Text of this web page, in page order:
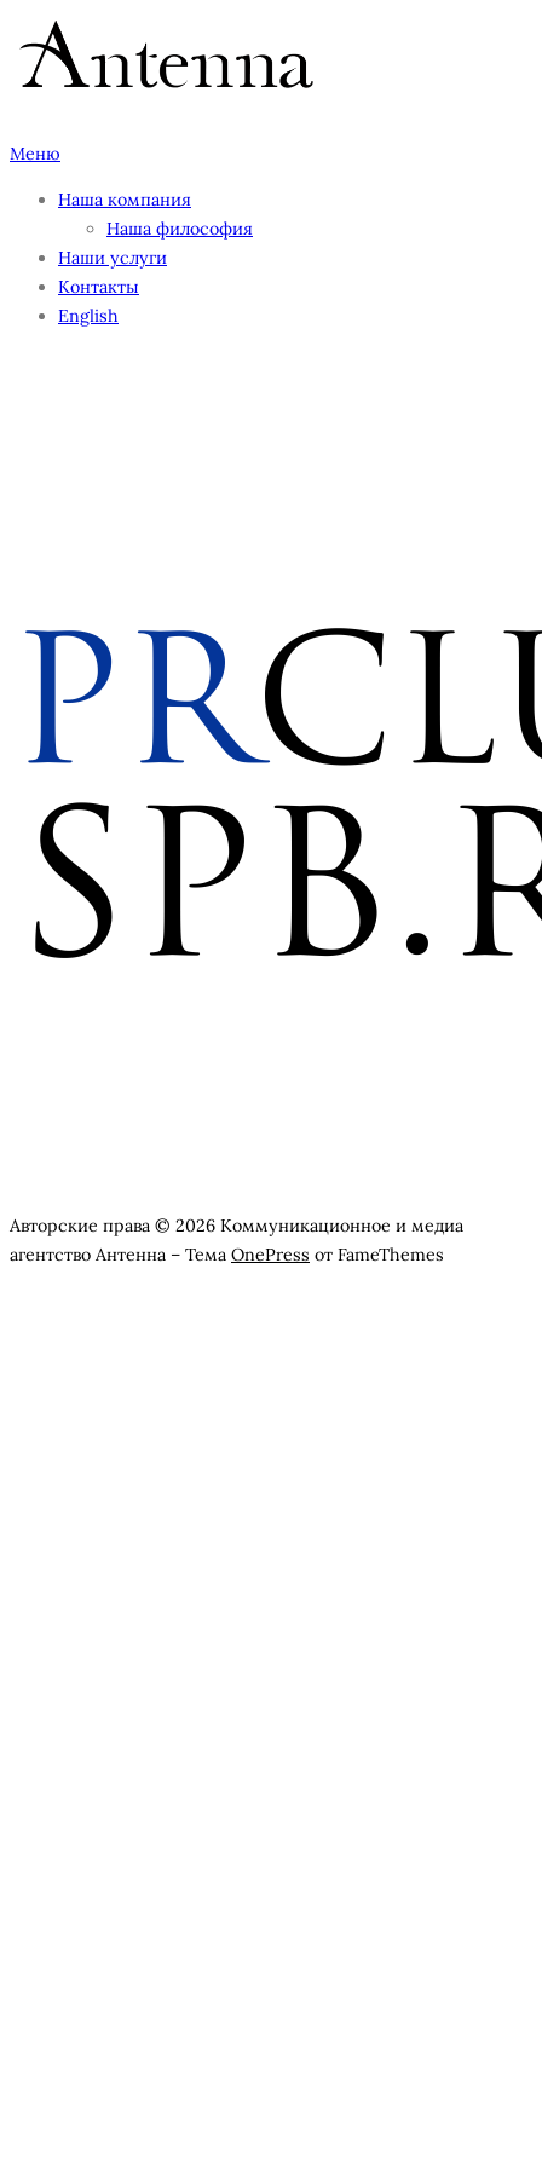
Перейти
содержимому
Меню
Наша компания
Наша философия
Наши услуги
Контакты
English
Авторские права © 2026 Коммуникационное и медиа
агентство Антенна – Тема OnePress от FameThemes